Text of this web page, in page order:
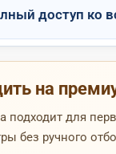
доступ ко
на
подходит для
без ручного